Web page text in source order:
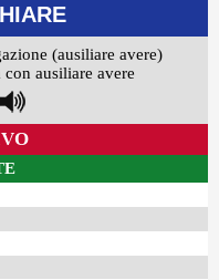
(ausiliare avere)
ausiliare avere